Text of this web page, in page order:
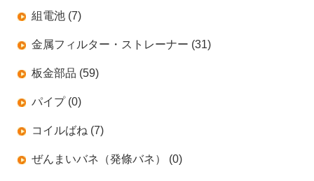
組電池 (7)
金属フィルター・ストレーナー (31)
板金部品 (59)
パイプ (0)
コイルばね (7)
ぜんまいバネ（発條バネ） (0)